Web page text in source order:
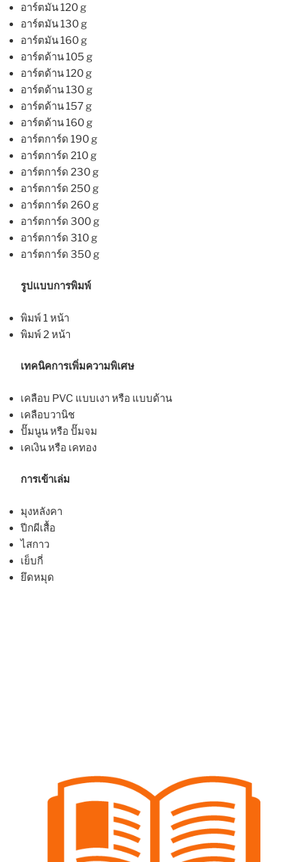
อาร์ตมัน 120 g
อาร์ตมัน 130 g
อาร์ตมัน 160 g
อาร์ตด้าน 105 g
อาร์ตด้าน 120 g
อาร์ตด้าน 130 g
อาร์ตด้าน 157 g
อาร์ตด้าน 160 g
อาร์ตการ์ด 190 g
อาร์ตการ์ด 210 g
อาร์ตการ์ด 230 g
อาร์ตการ์ด 250 g
อาร์ตการ์ด 260 g
อาร์ตการ์ด 300 g
อาร์ตการ์ด 310 g
อาร์ตการ์ด 350 g
รูปแบบการพิมพ์
พิมพ์ 1 หน้า
พิมพ์ 2 หน้า
เทคนิคการเพิ่มความพิเศษ
เคลือบ PVC แบบเงา หรือ แบบด้าน
เคลือบวานิช
ปั๊มนูน หรือ ปั๊มจม
เคเงิน หรือ เคทอง
การเข้าเล่ม
มุงหลังคา
ปีกผีเสื้อ
ไสกาว
เย็บกี่
ยึดหมุด